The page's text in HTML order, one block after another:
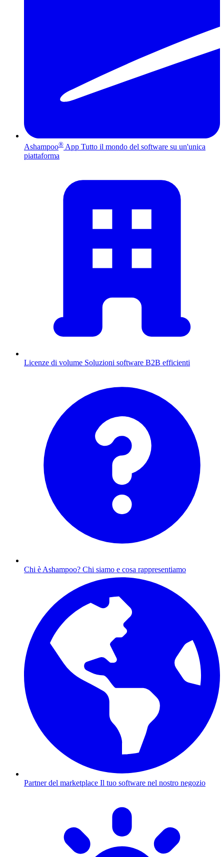
Ashampoo® App Tutto il mondo del software su un'unica
piattaforma
Licenze di volume Soluzioni software B2B efficienti
Chi è Ashampoo? Chi siamo e cosa rappresentiamo
Partner del marketplace Il tuo software nel nostro negozio